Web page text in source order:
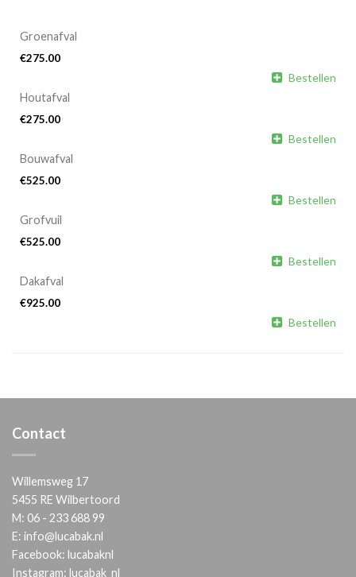
Groenafval
€275.00
 Bestellen
Houtafval
€275.00
 Bestellen
Bouwafval
€525.00
 Bestellen
Grofvuil
€525.00
 Bestellen
Dakafval
€925.00
 Bestellen
Contact
Willemsweg 17
5455 RE Wilbertoord
M: 06 - 233 688 99
E: info@lucabak.nl
Facebook: lucabaknl
Instagram: lucabak_nl